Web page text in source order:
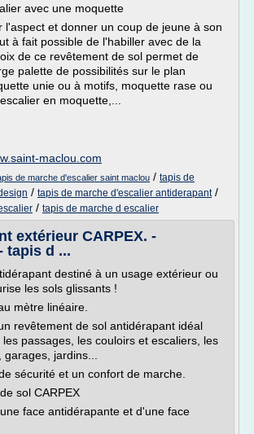
avec une moquette
l'aspect et donner un coup de jeune à son
à fait possible de l'habiller avec de la
de ce revêtement de sol permet de
palette de possibilités sur le plan
unie ou à motifs, moquette rase ou
en moquette,...
maclou.com
de marche d'escalier saint maclou / tapis de
/ tapis de marche d'escalier antiderapant/
/ tapis de marche d escalier
extérieur CARPEX. -
tapis d ...
destiné à un usage extérieur ou
les sols glissants !
mètre linéaire.
revêtement de sol antidérapant idéal
passages, les couloirs et escaliers, les
jardins...
sécurité et un confort de marche.
sol CARPEX
face antidérapante et d'une face